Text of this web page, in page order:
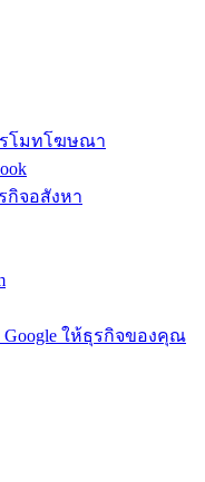
รโมทโฆษณา
กิจอสังหา
ให้ธุรกิจของคุณ